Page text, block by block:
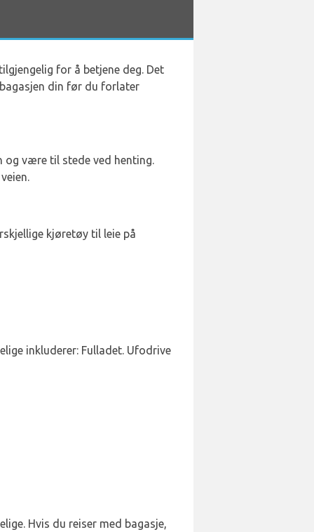
tilgjengelig for å betjene deg. Det
din før du forlater
og være til stede ved henting.
kjøretøy til leie på
inkluderer: Fulladet. Ufodrive
Hvis du reiser med bagasje,